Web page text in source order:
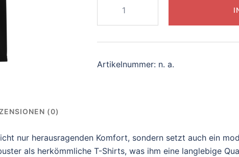
blissful-
narwhal
Menge
Artikelnummer: n. a.
(0)
nur herausragenden Komfort, sondern setzt auch ein
als herkömmliche T-Shirts, was ihm eine langlebige